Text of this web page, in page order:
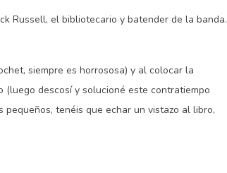
Russell, el bibliotecario y batender de la banda.
siempre es horrososa) y al colocar la
(luego descosí y solucioné este contratiempo
tenéis que echar un vistazo al libro,